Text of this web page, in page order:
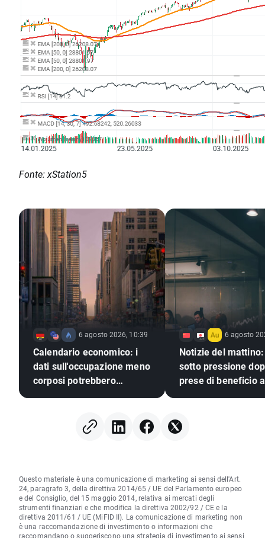
Fonte: xStation5
6 agosto 2026, 10:39
Calendario economico: i
dati sull'occupazione meno
corposi potrebbero
6 agosto
Notizie del
sotto pressione
prese di beneficio
Questo materiale è una comunicazione di marketing ai sensi dell'Art.
24, paragrafo 3, della direttiva 2014/65 / UE del Parlamento europeo
e del Consiglio, del 15 maggio 2014, relativa ai mercati degli
strumenti finanziari e che modifica la direttiva 2002/92 / CE e la
direttiva 2011/61 / UE (MiFID II). La comunicazione di marketing non
è una raccomandazione di investimento o informazioni che
raccomandano o suggeriscono una strategia di investimento ai sensi